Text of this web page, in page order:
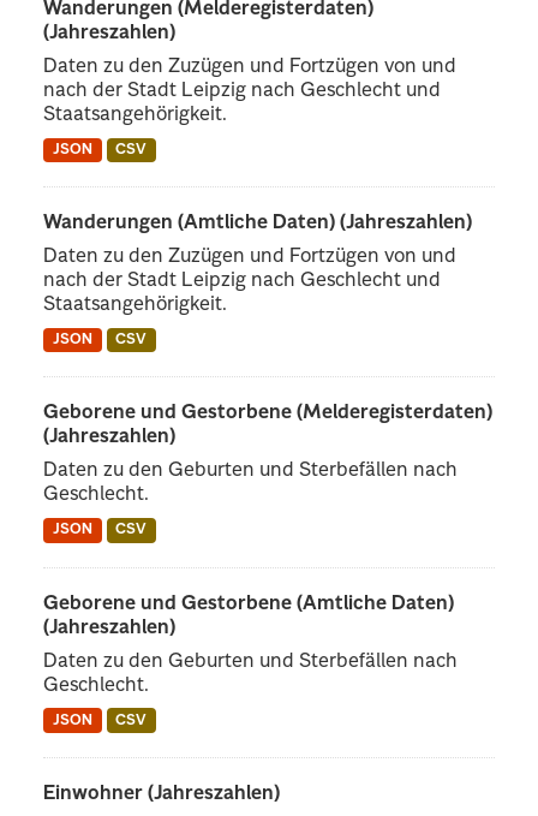
Wanderungen (Melderegisterdaten)
(Jahreszahlen)
Daten zu den Zuzügen und Fortzügen von und
nach der Stadt Leipzig nach Geschlecht und
Staatsangehörigkeit.
JSON CSV
Wanderungen (Amtliche Daten) (Jahreszahlen)
Daten zu den Zuzügen und Fortzügen von und
nach der Stadt Leipzig nach Geschlecht und
Staatsangehörigkeit.
JSON CSV
Geborene und Gestorbene (Melderegisterdaten)
(Jahreszahlen)
Daten zu den Geburten und Sterbefällen nach
Geschlecht.
JSON CSV
Geborene und Gestorbene (Amtliche Daten)
(Jahreszahlen)
Daten zu den Geburten und Sterbefällen nach
Geschlecht.
JSON CSV
Einwohner (Jahreszahlen)